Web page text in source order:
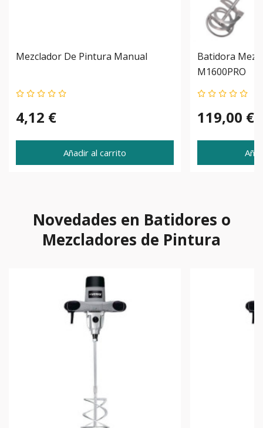
Mezclador De Pintura Manual
4,12 €
Añadir al carrito
Batidora
M1600PRO
119,00 €
Novedades en Batidores o
Mezcladores de Pintura